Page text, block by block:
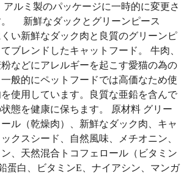
アルミ製のパッケージに一時的に変更さ
。 新鮮なダックとグリーンピース
い新鮮なダック肉と良質のグリーンピ
ブレンドしたキャットフード。 牛肉、
などにアレルギーを起こす愛猫の為の
般的にペットフードでは高価なため使
使用しています。良質な亜鉛を含んで
態を健康に保ちます。 原材料 グリー
ル（乾燥肉）、新鮮なダック肉、キャ
クスシード、自然風味、メチオニン、
、天然混合トコフェロール（ビタミン
蛋白、ビタミンE、ナイアシン、マンガ